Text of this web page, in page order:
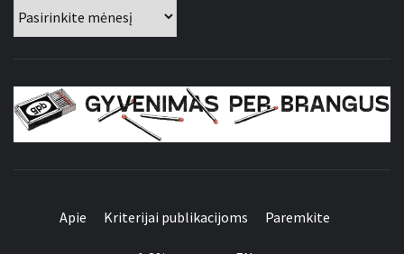
BRANGUS
Apie Kriterijai publikacijoms Paremkite